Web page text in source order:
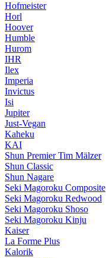
Hofmeister
Horl
Hoover
Humble
Hurom
IHR
Ilex
Imperia
Invictus
Isi
Jupiter
Just-Vegan
Kaheku
KAI
Shun Premier Tim Mälzer
Shun Classic
Shun Nagare
Seki Magoroku Composite
Seki Magoroku Redwood
Seki Magoroku Shoso
Seki Magoroku Kinju
Kaiser
La Forme Plus
Kalorik